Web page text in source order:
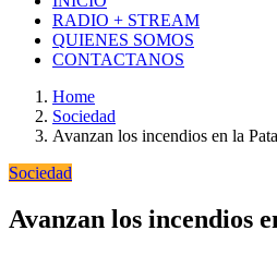
RADIO + STREAM
QUIENES SOMOS
CONTACTANOS
Home
Sociedad
Avanzan los incendios en la
Sociedad
Avanzan los incendios